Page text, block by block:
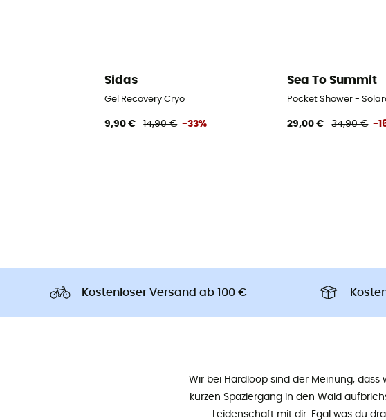
Sidas
Gel Recovery Cryo
9,90 € 14,90 € -33%
Sea To Summit
Pocket Shower -
29,00 € 34,90 € -
Kostenloser Versand ab 100 €
Wir bei Hardloop sind der Meinung,
kurzen Spaziergang in den Wald
Leidenschaft mit dir. Egal was du